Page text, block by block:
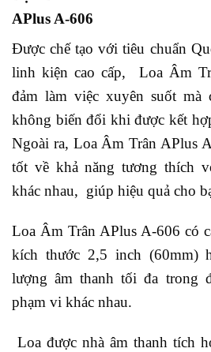
APlus A-606
Được chế tạo với tiêu chuẩn
linh kiện cao cấp, Loa Âm
đảm làm việc xuyên suốt mà
không biến đổi khi được kết
Ngoài ra, Loa Âm Trân APlus
tốt về khả năng tương thích
khác nhau, giúp hiệu quả cho
Loa Âm Trân APlus A-606 có
kích thước 2,5 inch (60mm)
lượng âm thanh tối đa trong
phạm vi khác nhau.
Loa được nhà âm thanh tích